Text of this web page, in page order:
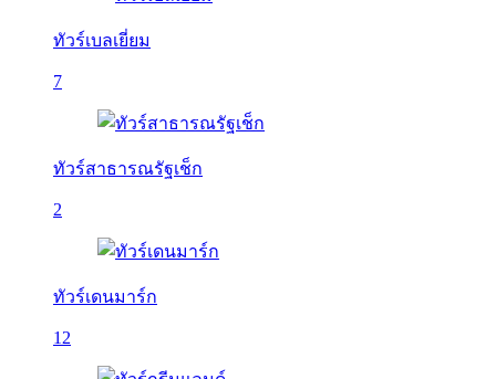
ทัวร์เบลเยี่ยม
7
ทัวร์สาธารณรัฐเช็ก
2
ทัวร์เดนมาร์ก
12